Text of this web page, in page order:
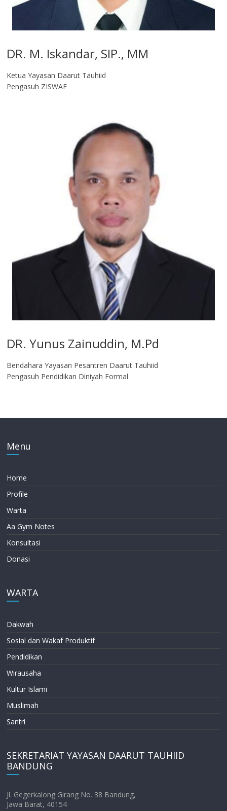
DR. M. Iskandar, SIP., MM
Ketua Yayasan Daarut Tauhiid
Pengasuh ZISWAF
DR. Yunus Zainuddin, M.Pd
Bendahara Yayasan Pesantren Daarut Tauhiid
Pengasuh Pendidikan Diniyah Formal
Menu
Home
Profile
Warta
Aa Gym Notes
Konsultasi
Donasi
WARTA
Dakwah
Sosial dan Wakaf Produktif
Pendidikan
Wirausaha
Kultur Islami
Muslimah
Santri
SEKRETARIAT YAYASAN DAARUT TAUHIID
BANDUNG
Jl. Gegerkalong Girang No. 38 Bandung,
Jawa Barat, 40154